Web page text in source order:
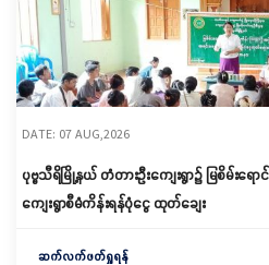
DATE: 07 AUG,2026
ပုဗ္ဗသီရိမြို့နယ် တံတားဦးကျေးရွာ၌ မြစိမ်းရောင်
ကျေးရွာစီမံကိန်းရန်ပုံငွေ ထုတ်ချေး
ဆက်လက်ဖတ်ရှုရန်